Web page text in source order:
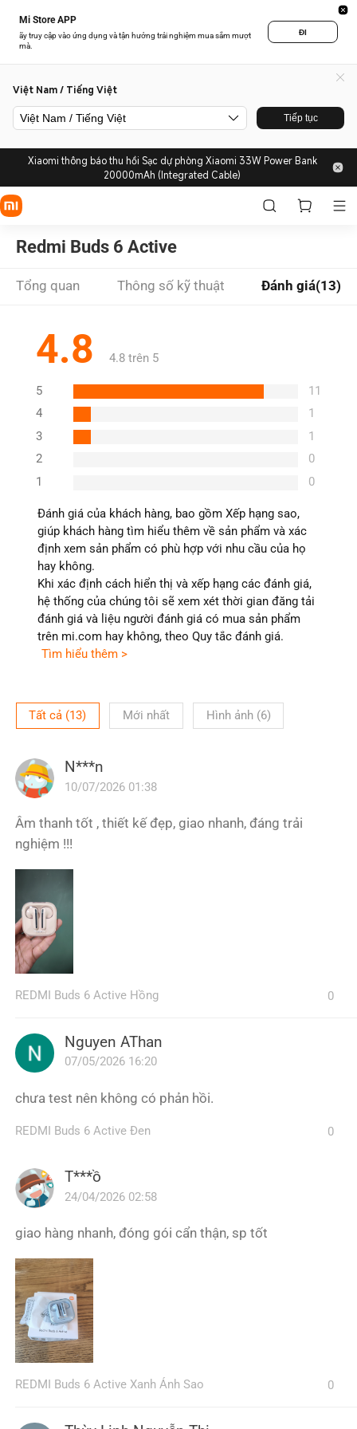
Mi Store APP
ãy truy cập vào ứng dụng và tận hưởng trải nghiệm mua sắm mượt
mà.
ĐI
Việt Nam / Tiếng Việt
Việt Nam / Tiếng Việt Tiếp tục
Xiaomi thông báo thu hồi Sạc dự phòng Xiaomi 33W Power Bank
20000mAh (Integrated Cable)
Redmi Buds 6 Active
Tổng quan Thông số kỹ thuật Đánh giá(13)
4.8 4.8 trên 5
5
11
4
1
3
1
2
0
1
0
Đánh giá của khách hàng, bao gồm Xếp hạng sao,
giúp khách hàng tìm hiểu thêm về sản phẩm và xác
định xem sản phẩm có phù hợp với nhu cầu của họ
hay không.
Khi xác định cách hiển thị và xếp hạng các đánh giá,
hệ thống của chúng tôi sẽ xem xét thời gian đăng tải
đánh giá và liệu người đánh giá có mua sản phẩm
trên mi.com hay không, theo Quy tắc đánh giá.
Tìm hiểu thêm >
Tất cả (13) Mới nhất Hình ảnh(6)
N***n
10/07/2026 01:38
Âm thanh tốt , thiết kế đẹp, giao nhanh, đáng trải
nghiệm !!!
REDMI Buds 6 Active Hồng 0
Nguyen AThan
07/05/2026 16:20
chưa test nên không có phản hồi.
REDMI Buds 6 Active Đen 0
T***ồ
24/04/2026 02:58
giao hàng nhanh, đóng gói cẩn thận, sp tốt
REDMI Buds 6 Active Xanh Ánh Sao 0